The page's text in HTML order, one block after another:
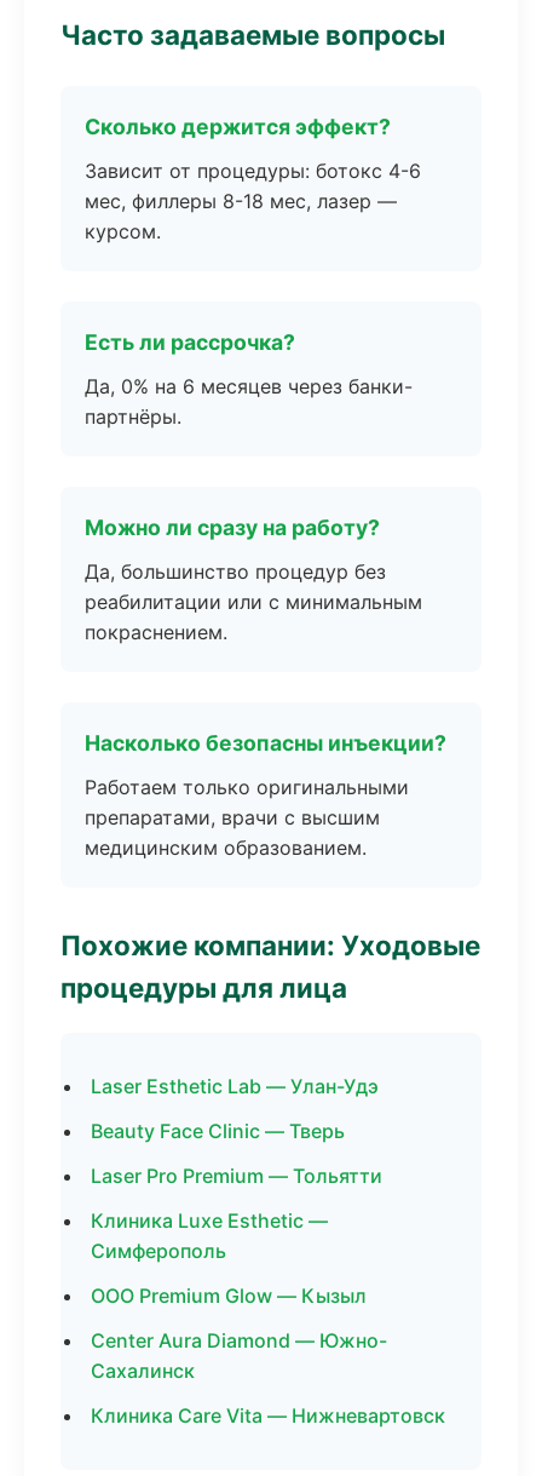
Часто задаваемые вопросы
Сколько держится эффект?
Зависит от процедуры: ботокс 4-6
мес, филлеры 8-18 мес, лазер —
курсом.
Есть ли рассрочка?
Да, 0% на 6 месяцев через банки-
партнёры.
Можно ли сразу на работу?
Да, большинство процедур без
реабилитации или с минимальным
покраснением.
Насколько безопасны инъекции?
Работаем только оригинальными
препаратами, врачи с высшим
медицинским образованием.
Похожие компании: Уходовые
процедуры для лица
Laser Esthetic Lab — Улан-Удэ
Beauty Face Clinic — Тверь
Laser Pro Premium — Тольятти
Клиника Luxe Esthetic —
Симферополь
ООО Premium Glow — Кызыл
Center Aura Diamond — Южно-
Сахалинск
Клиника Care Vita — Нижневартовск